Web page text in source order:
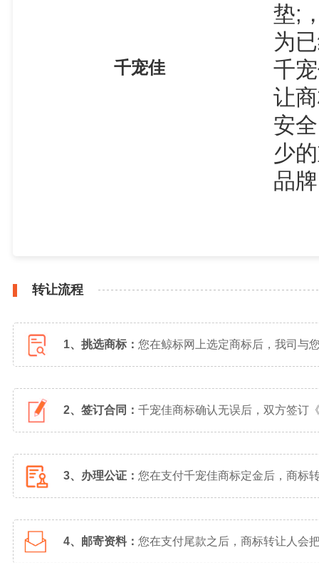
千宠佳
垫;
为
千
让
安
少
品
转让流程
1、挑选商标： 您在鲸标网上选定商标后，我司与
2、签订合同： 千宠佳商标确认无误后，双方签订
3、办理公证： 您在支付千宠佳商标定金后，商标
4、邮寄资料： 您在支付尾款之后，商标转让人会